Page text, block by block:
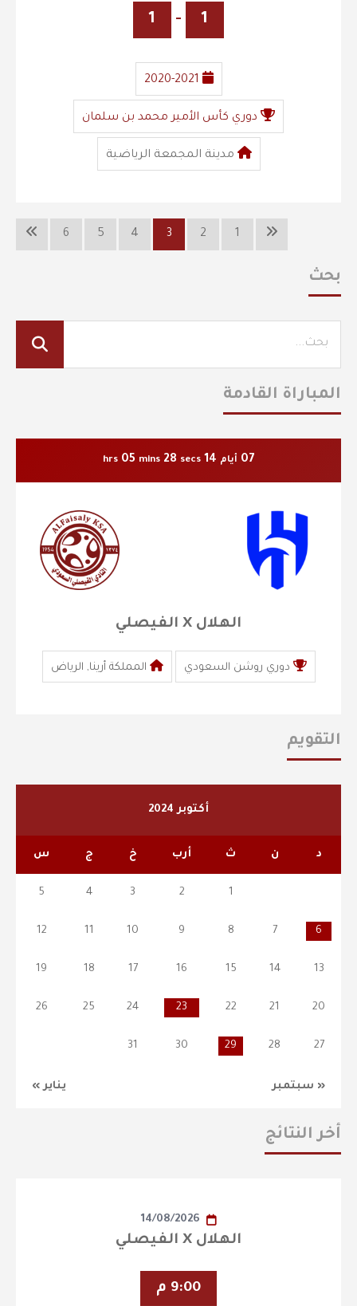
1
-
1
2020-2021
دوري كأس الأمير محمد بن سلمان
مدينة المجمعة الرياضية
1
2
3
4
5
6
بحث
المباراة القادمة
07 أيام 14
hrs 05 mins 27 secs
الهلال X الفيصلي
دوري روشن السعودي المملكة أرينا, الرياض
التقويم
أكتوبر 2024
د ن ث أرب خ ج س
« سبتمبر يناير »
1
2
3
4
5
6
7
8
9
10
11
12
13
14
15
16
17
18
19
20
21
22
23
24
25
26
27
28
29
30
31
أخر النتائج
14/08/2026
الهلال X الفيصلي
9:00 م